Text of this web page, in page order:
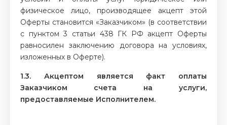
физическое лицо, производящее акцепт этой
Оферты становится «Заказчиком» (в соответствии
с пунктом 3 статьи 438 ГК РФ акцепт Оферты
равносилен заключению договора на условиях,
изложенных в Оферте).
1.3. Акцептом является факт оплаты
Заказчиком счета на услуги,
предоставляемые Исполнителем.